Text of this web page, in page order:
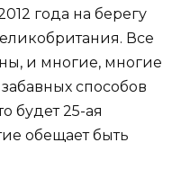
года на берегу
Все
и многие, многие
способов
будет 25-ая
обещает быть